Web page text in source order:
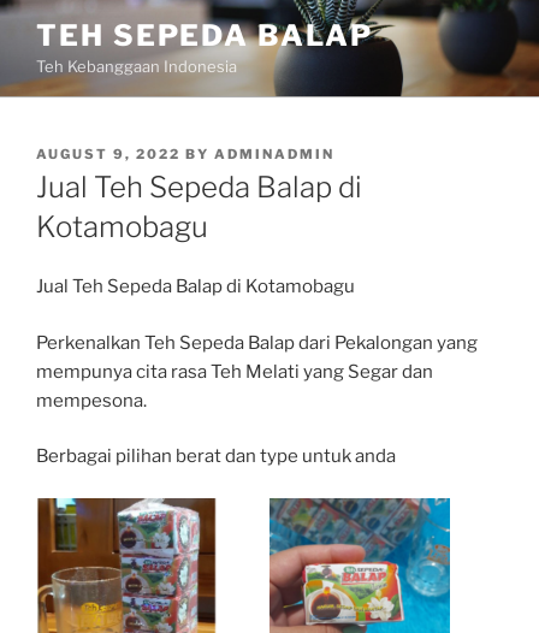
Skip
content
TEH SEPEDA BALAP
Teh Kebanggaan Indonesia
POSTED
ON
AUGUST 9, 2022 BY ADMINADMIN
Jual Teh Sepeda Balap di
Kotamobagu
Jual Teh Sepeda Balap di Kotamobagu
Perkenalkan Teh Sepeda Balap dari Pekalongan yang
mempunya cita rasa Teh Melati yang Segar dan
mempesona.
Berbagai pilihan berat dan type untuk anda